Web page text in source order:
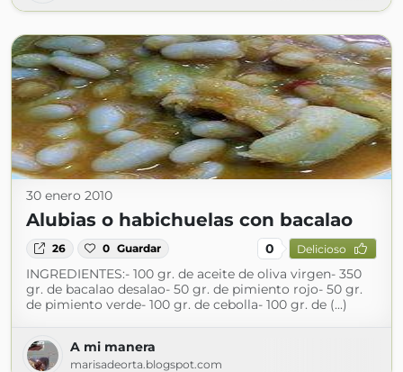
30 enero 2010
Alubias o habichuelas con bacalao
26 0 Guardar 0 Delicioso
INGREDIENTES:- 100 gr. de aceite de oliva virgen- 350
gr. de bacalao desalao- 50 gr. de pimiento rojo- 50 gr.
de pimiento verde- 100 gr. de cebolla- 100 gr. de (...)
A mi manera
marisadeorta.blogspot.com